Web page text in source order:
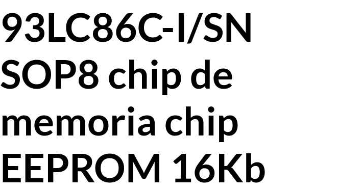
93LC86C-I/SN
SOP8 chip de
memoria chip
EEPROM 16Kb